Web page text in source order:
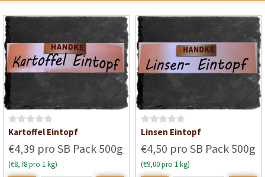
5
B
w
e
Kartoffel Eintopf
€4,39 pro SB Pack 500g
(€8,78 pro 1 kg)
B
w
e
Linsen Eintopf
€4,50 pro SB Pack 500g
(€9,00 pro 1 kg)